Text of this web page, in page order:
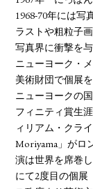
1968-70年には写
ラストや粗粒子
写真界に衝撃を与
ニューヨーク・
美術財団で個展
ニューヨークの
フィニティ賞生
ィリアム・クラ
Moriyama」がロ
演は世界を席巻
にて2度目の個展